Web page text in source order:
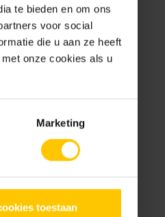
te bieden en om ons
voor social
die u aan ze heeft
onze cookies als u
Marketing
toestaan